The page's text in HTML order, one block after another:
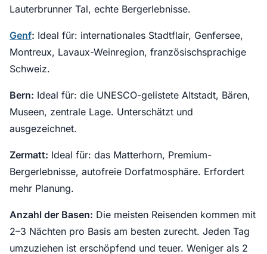
Lauterbrunner Tal, echte Bergerlebnisse.
Genf: Ideal für: internationales Stadtflair, Genfersee,
Montreux, Lavaux-Weinregion, französischsprachige
Schweiz.
Bern: Ideal für: die UNESCO-gelistete Altstadt, Bären,
Museen, zentrale Lage. Unterschätzt und
ausgezeichnet.
Zermatt: Ideal für: das Matterhorn, Premium-
Bergerlebnisse, autofreie Dorfatmosphäre. Erfordert
mehr Planung.
Anzahl der Basen: Die meisten Reisenden kommen mit
2–3 Nächten pro Basis am besten zurecht. Jeden Tag
umzuziehen ist erschöpfend und teuer. Weniger als 2